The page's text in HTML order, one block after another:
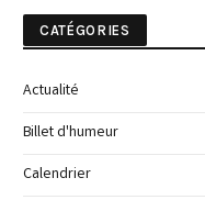
CATÉGORIES
Actualité
Billet d'humeur
Calendrier